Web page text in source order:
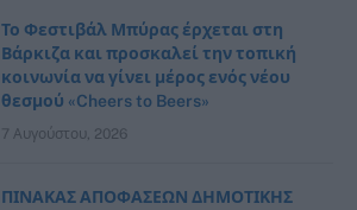
Το Φεστιβάλ Μπύρας έρχεται στη
Βάρκιζα και προσκαλεί την τοπική
κοινωνία να γίνει μέρος ενός νέου
θεσμού «Cheers to Beers»
7 Αυγούστου, 2026
ΠΙΝΑΚΑΣ ΑΠΟΦΑΣΕΩΝ ΔΗΜΟΤΙΚΗΣ